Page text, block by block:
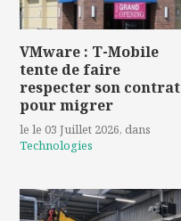
VMware : T-Mobile
tente de faire
respecter son contrat
pour migrer
le le 03 Juillet 2026, dans
Technologies